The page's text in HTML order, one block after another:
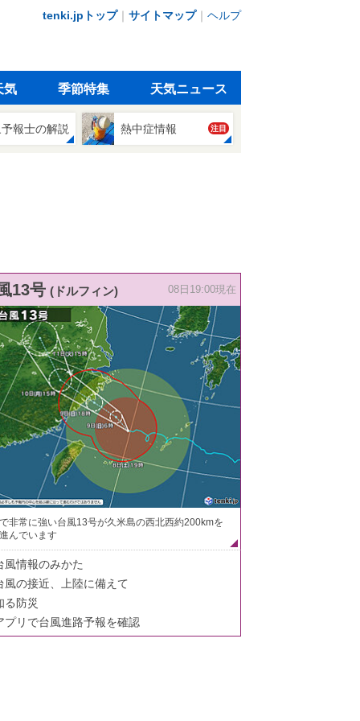
tenki.jpトップ｜ サイトマップ｜ ヘルプ
気 季節特集 天気ニュース
報士の解説 熱中症情報 注目
13号 (ドルフィン) 08日19:00現在
非常に強い台風13号が久米島の西北西約200kmを
んでいます
風情報のみかた
風の接近、上陸に備えて
る防災
プリで台風進路予報を確認